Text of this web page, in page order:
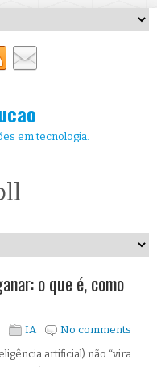
em tecnologia.
o que é, como
IA
No comments
artificial) não “vira